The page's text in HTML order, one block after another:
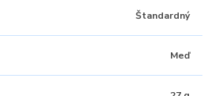
Štandardný
Meď